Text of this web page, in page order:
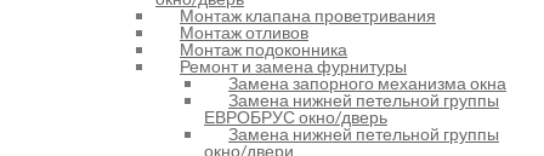
Монтаж клапана проветривания
Монтаж отливов
Монтаж подоконника
Ремонт и замена фурнитуры
Замена запорного механизма окна
Замена нижней петельной группы
ЕВРОБРУС окно/дверь
Замена нижней петельной группы
окно/двери